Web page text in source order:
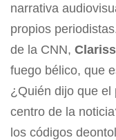
narrativa
propios
de la CNN,
fuego bélico, que
¿Quién dijo que el
centro de la
los códigos